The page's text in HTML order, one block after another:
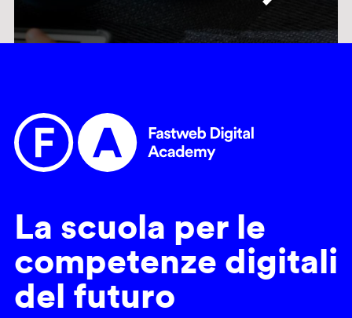
La scuola per le
competenze digitali
del futuro